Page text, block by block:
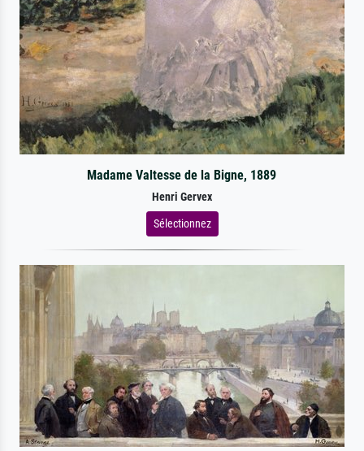
Madame Valtesse de la Bigne, 1889
Henri Gervex
Sélectionnez